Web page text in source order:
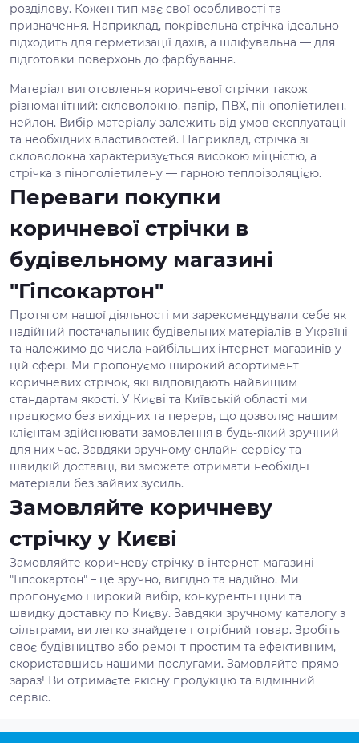
розділову. Кожен тип має свої особливості та
призначення. Наприклад, покрівельна стрічка ідеально
підходить для герметизації дахів, а шліфувальна — для
підготовки поверхонь до фарбування.
Матеріал виготовлення коричневої стрічки також
різноманітний: скловолокно, папір, ПВХ, пінополіетилен,
нейлон. Вибір матеріалу залежить від умов експлуатації
та необхідних властивостей. Наприклад, стрічка зі
скловолокна характеризується високою міцністю, а
стрічка з пінополіетилену — гарною теплоізоляцією.
Переваги покупки
коричневої стрічки в
будівельному магазині
"Гіпсокартон"
Протягом нашої діяльності ми зарекомендували себе як
надійний постачальник будівельних матеріалів в Україні
та належимо до числа найбільших інтернет-магазинів у
цій сфері. Ми пропонуємо широкий асортимент
коричневих стрічок, які відповідають найвищим
стандартам якості. У Києві та Київській області ми
працюємо без вихідних та перерв, що дозволяє нашим
клієнтам здійснювати замовлення в будь-який зручний
для них час. Завдяки зручному онлайн-сервісу та
швидкій доставці, ви зможете отримати необхідні
матеріали без зайвих зусиль.
Замовляйте коричневу
стрічку у Києві
Замовляйте коричневу стрічку в інтернет-магазині
"Гіпсокартон" – це зручно, вигідно та надійно. Ми
пропонуємо широкий вибір, конкурентні ціни та
швидку доставку по Києву. Завдяки зручному каталогу з
фільтрами, ви легко знайдете потрібний товар. Зробіть
своє будівництво або ремонт простим та ефективним,
скориставшись нашими послугами. Замовляйте прямо
зараз! Ви отримаєте якісну продукцію та відмінний
сервіс.